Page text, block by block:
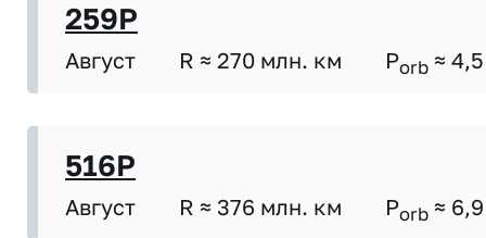
259P
Август R ≈ 270 млн. км Porb ≈ 4,5
516P
Август R ≈ 376 млн. км Porb ≈ 6,9